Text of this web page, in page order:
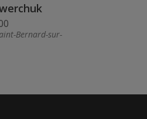
Bernard-sur-